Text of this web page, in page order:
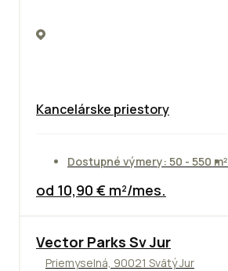
Kancelárske priestory
Dostupné výmery: 50 - 550 m²
od 10,90 € m²/mes.
Vector Parks Sv Jur
Priemyselná, 90021 Svätý Jur